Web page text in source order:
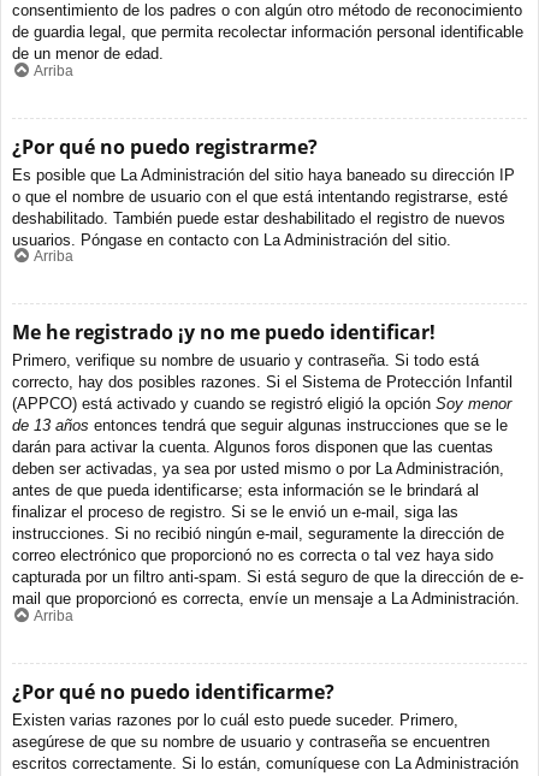
consentimiento de los padres o con algún otro método de reconocimiento
de guardia legal, que permita recolectar información personal identificable
de un menor de edad.
Arriba
¿Por qué no puedo registrarme?
Es posible que La Administración del sitio haya baneado su dirección IP
o que el nombre de usuario con el que está intentando registrarse, esté
deshabilitado. También puede estar deshabilitado el registro de nuevos
usuarios. Póngase en contacto con La Administración del sitio.
Arriba
Me he registrado ¡y no me puedo identificar!
Primero, verifique su nombre de usuario y contraseña. Si todo está
correcto, hay dos posibles razones. Si el Sistema de Protección Infantil
(APPCO) está activado y cuando se registró eligió la opción Soy menor
de 13 años entonces tendrá que seguir algunas instrucciones que se le
darán para activar la cuenta. Algunos foros disponen que las cuentas
deben ser activadas, ya sea por usted mismo o por La Administración,
antes de que pueda identificarse; esta información se le brindará al
finalizar el proceso de registro. Si se le envió un e-mail, siga las
instrucciones. Si no recibió ningún e-mail, seguramente la dirección de
correo electrónico que proporcionó no es correcta o tal vez haya sido
capturada por un filtro anti-spam. Si está seguro de que la dirección de e-
mail que proporcionó es correcta, envíe un mensaje a La Administración.
Arriba
¿Por qué no puedo identificarme?
Existen varias razones por lo cuál esto puede suceder. Primero,
asegúrese de que su nombre de usuario y contraseña se encuentren
escritos correctamente. Si lo están, comuníquese con La Administración